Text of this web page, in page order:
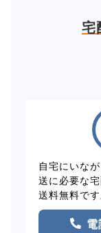
宅
自宅にいな
送に必要な
送料無料です
電